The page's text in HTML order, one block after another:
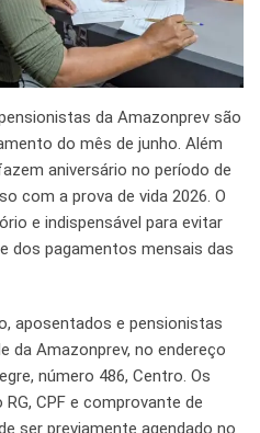
da Amazonprev são
do mês de junho. Além
aniversário no período de
com a prova de vida 2026. O
e indispensável para evitar
dos pagamentos mensais das
aposentados e pensionistas
da Amazonprev, no endereço
número 486, Centro. Os
CPF e comprovante de
ser previamente agendado no